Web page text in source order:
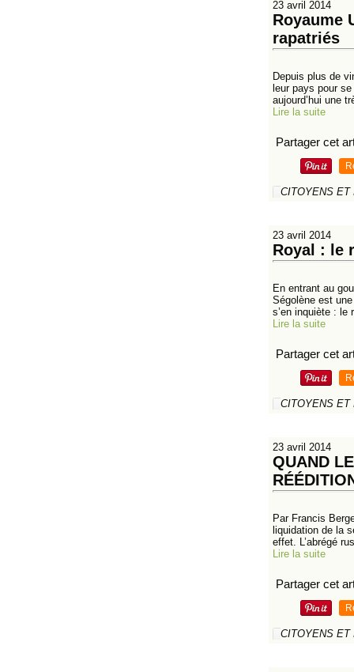
23 avril 2014
Royaume
rapatriés
Depuis plus de
leur pays pour
aujourd’hui une
Lire la suite
Partager cet
CITOYENS ET
23 avril 2014
Royal : le
En entrant au
Ségolène est
s’en inquiète : le
Lire la suite
Partager cet
CITOYENS ET
23 avril 2014
QUAND
Par Francis
liquidation de la
effet. L’abrégé
Lire la suite
Partager cet
CITOYENS ET